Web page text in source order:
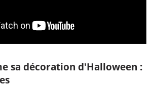
sa décoration d'Halloween :